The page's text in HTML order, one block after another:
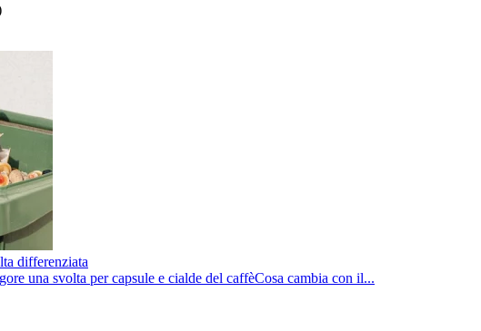
differenziata
una svolta per capsule e cialde del caffèCosa cambia con il...